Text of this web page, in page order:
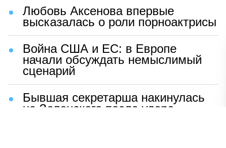
Любовь Аксенова впервые
высказалась о роли порноактрисы
Война США и ЕС: в Европе
начали обсуждать немыслимый
сценарий
Бывшая секретарша накинулась
на Зеленского после удара